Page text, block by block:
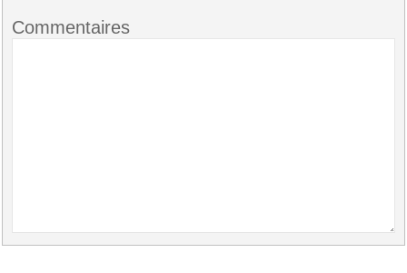
Commentaires